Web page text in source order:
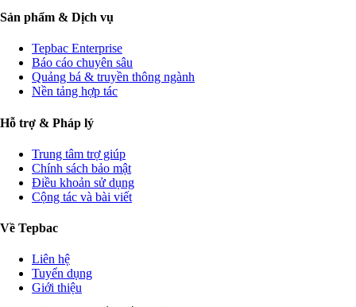
Sản phẩm & Dịch vụ
Tepbac Enterprise
Báo cáo chuyên sâu
Quảng bá & truyền thông ngành
Nền tảng hợp tác
Hỗ trợ & Pháp lý
Trung tâm trợ giúp
Chính sách bảo mật
Điều khoản sử dụng
Cộng tác và bài viết
Về Tepbac
Liên hệ
Tuyển dụng
Giới thiệu